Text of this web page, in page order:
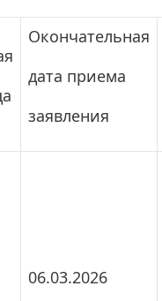
Окончательная
дата приема
заявления
06.03.2026